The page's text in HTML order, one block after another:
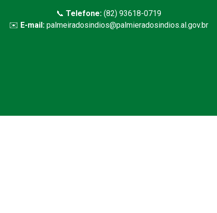
📞 Telefone:(82) 93618-0719
✉️ E-mail: palmeiradosindios@palmieradosindios.al.gov.br